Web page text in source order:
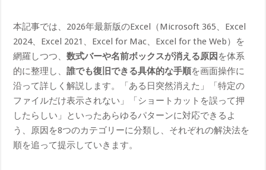
本記事では、2026年最新版のExcel（Microsoft 365、Excel
2024、Excel 2021、Excel for Mac、Excel for the Web）を
網羅しつつ、数式バーや名前ボックスが消える原因 を体系
的に整理し、誰でも復旧できる具体的な手順を画面操作に
沿って詳しく解説します。「ある日突然消えた」「特定の
ファイルだけ表示されない」「ショートカットを誤って押
したらしい」といったあらゆるパターンに対応できるよ
う、原因を8つのカテゴリーに分類し、それぞれの解決法を
順を追って提示していきます。